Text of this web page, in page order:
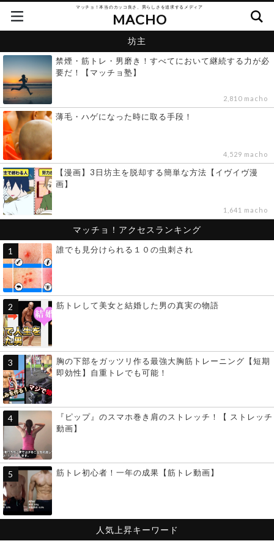
マッチョ！本当のカッコ良さ、男らしさを追求するメディア
MACHO
坊主
禁煙・筋トレ・男磨き！すべてにおいて継続する力が必
要だ！【マッチョ塾】
2,810 macho
薄毛・ハゲになった時に取る手段！
4,529 macho
【漫画】3日坊主を脱却する簡単な方法【イヴイヴ漫
画】
1,641 macho
マッチョ！アクセスランキング
誰でも見分けられる１０の虫刺され
筋トレして美女と結婚した男の真実の物語
胸の下部をガッツリ作る最強大胸筋トレーニング【短期
即効性】自重トレでも可能！
『ピップ』のスマホ巻き肩のストレッチ！【 ストレッチ
動画】
筋トレ初心者！一年の成果【筋トレ動画】
人気上昇キーワード